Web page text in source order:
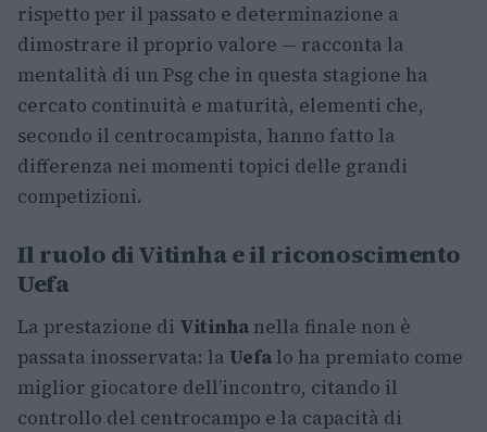
rispetto per il passato e determinazione a
dimostrare il proprio valore — racconta la
mentalità di un Psg che in questa stagione ha
cercato continuità e maturità, elementi che,
secondo il centrocampista, hanno fatto la
differenza nei momenti topici delle grandi
competizioni.
Il ruolo di Vitinha e il riconoscimento
Uefa
La prestazione di Vitinha nella finale non è
passata inosservata: la Uefa lo ha premiato come
miglior giocatore dell’incontro, citando il
controllo del centrocampo e la capacità di